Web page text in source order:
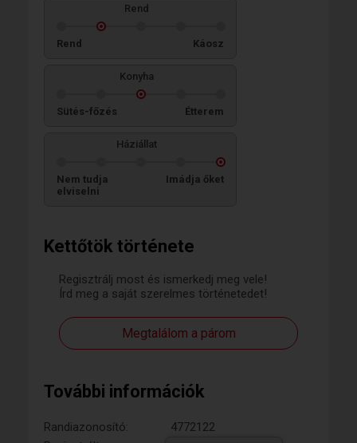
Kettőtök története
Regisztrálj most és ismerkedj meg vele!
Írd meg a saját szerelmes történetedet!
Megtalálom a párom
További információk
Randiazonosító:
4772122
Rend
Rend Káosz
Konyha
Sütés-főzés Étterem
Háziállat
Nem tudja
elviselni
Imádja őket